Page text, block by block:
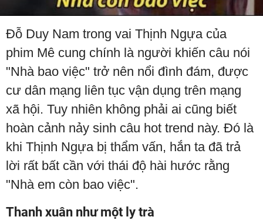
Đỗ Duy Nam trong vai Thịnh Ngựa của
phim Mê cung chính là người khiến câu nói
"Nhà bao việc" trở nên nổi đình đám, được
cư dân mạng liên tục vận dụng trên mạng
xã hội. Tuy nhiên không phải ai cũng biết
hoàn cảnh nảy sinh câu hot trend này. Đó là
khi Thịnh Ngựa bị thẩm vấn, hắn ta đã trả
lời rất bất cần với thái độ hài hước rằng
"Nhà em còn bao việc".
Thanh xuân như một ly trà